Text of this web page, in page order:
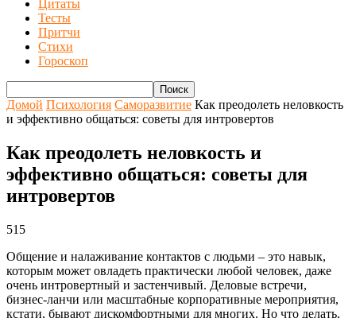
Цитаты
Тесты
Притчи
Стихи
Гороскоп
Домой Психология Саморазвитие Как преодолеть неловкость
и эффективно общаться: советы для интровертов
Как преодолеть неловкость и
эффективно общаться: советы для
интровертов
515
Общение и налаживание контактов с людьми – это навык,
которым может овладеть практически любой человек, даже
очень интровертный и застенчивый. Деловые встречи,
бизнес-ланчи или масштабные корпоративные мероприятия,
кстати, бывают дискомфортными для многих. Но что делать,